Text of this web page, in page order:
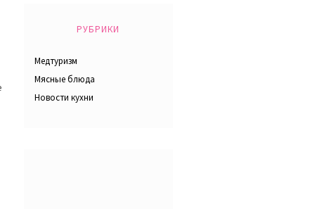
РУБРИКИ
Медтуризм
Мясные блюда
Новости кухни